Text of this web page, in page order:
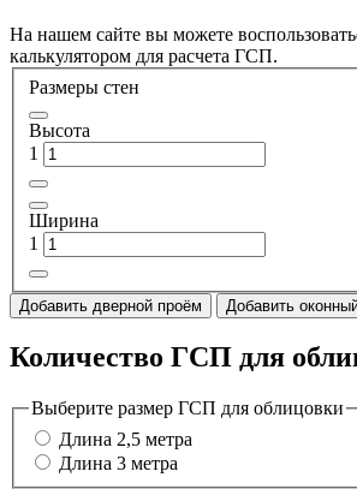
На нашем сайте вы можете
калькулятором для расчета ГСП.
Размеры стен
Высота
1
Ширина
1
Добавить дверной проём Добавить
Количество ГСП для
Выберите размер ГСП для облицовки
Длина 2,5 метра
Длина 3 метра